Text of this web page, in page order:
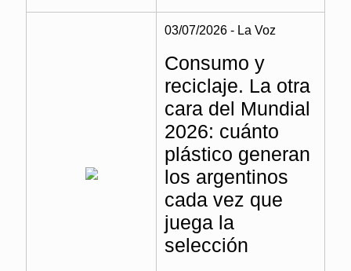
03/07/2026 - La Voz
Consumo y
reciclaje. La otra
cara del Mundial
2026: cuánto
plástico generan
los argentinos
cada vez que
juega la
selección